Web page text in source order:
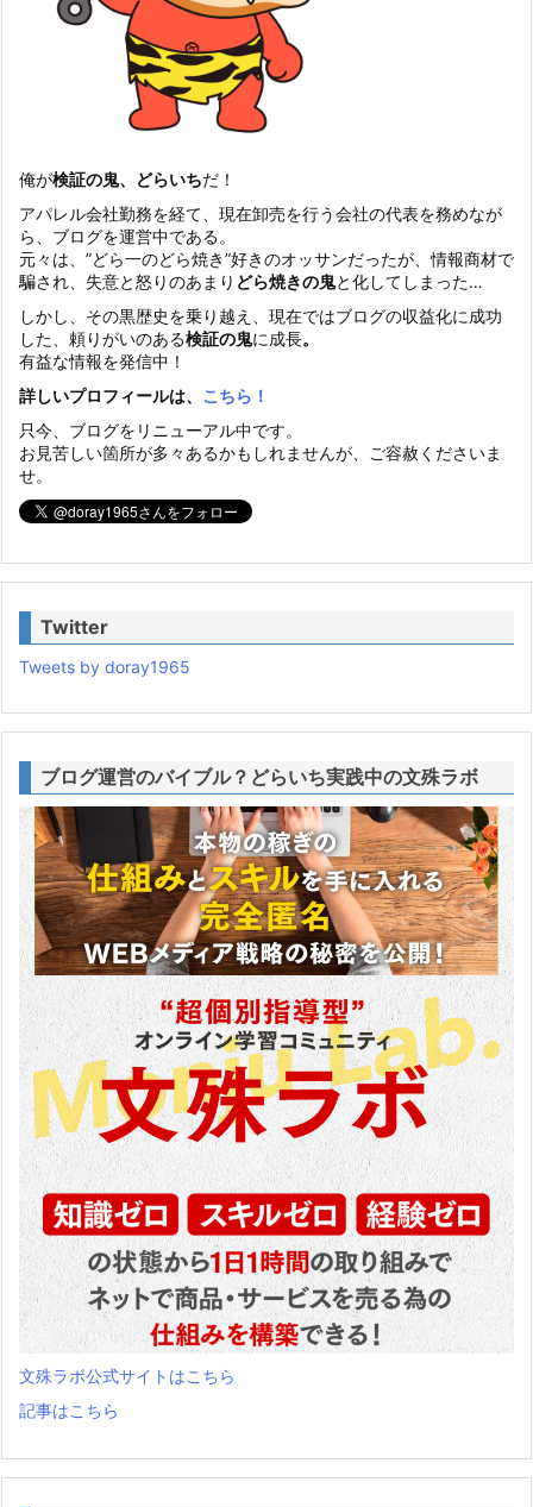
俺が検証の鬼、どらいちだ！
アパレル会社勤務を経て、現在卸売を行う会社の代表を務めなが
ら、ブログを運営中である。
元々は、”どら一のどら焼き”好きのオッサンだったが、情報商材で
騙され、失意と怒りのあまり どら焼きの鬼と化してしまった…
しかし、その黒歴史を乗り越え、現在ではブログの収益化に成功
した、頼りがいのある検証の鬼に成長。
有益な情報を発信中！
詳しいプロフィールは、 こちら！
只今、ブログをリニューアル中です。
お見苦しい箇所が多々あるかもしれませんが、ご容赦くださいま
せ。
Twitter
Tweets by doray1965
ブログ運営のバイブル？どらいち実践中の文殊ラボ
文殊ラボ公式サイトはこちら
記事はこちら